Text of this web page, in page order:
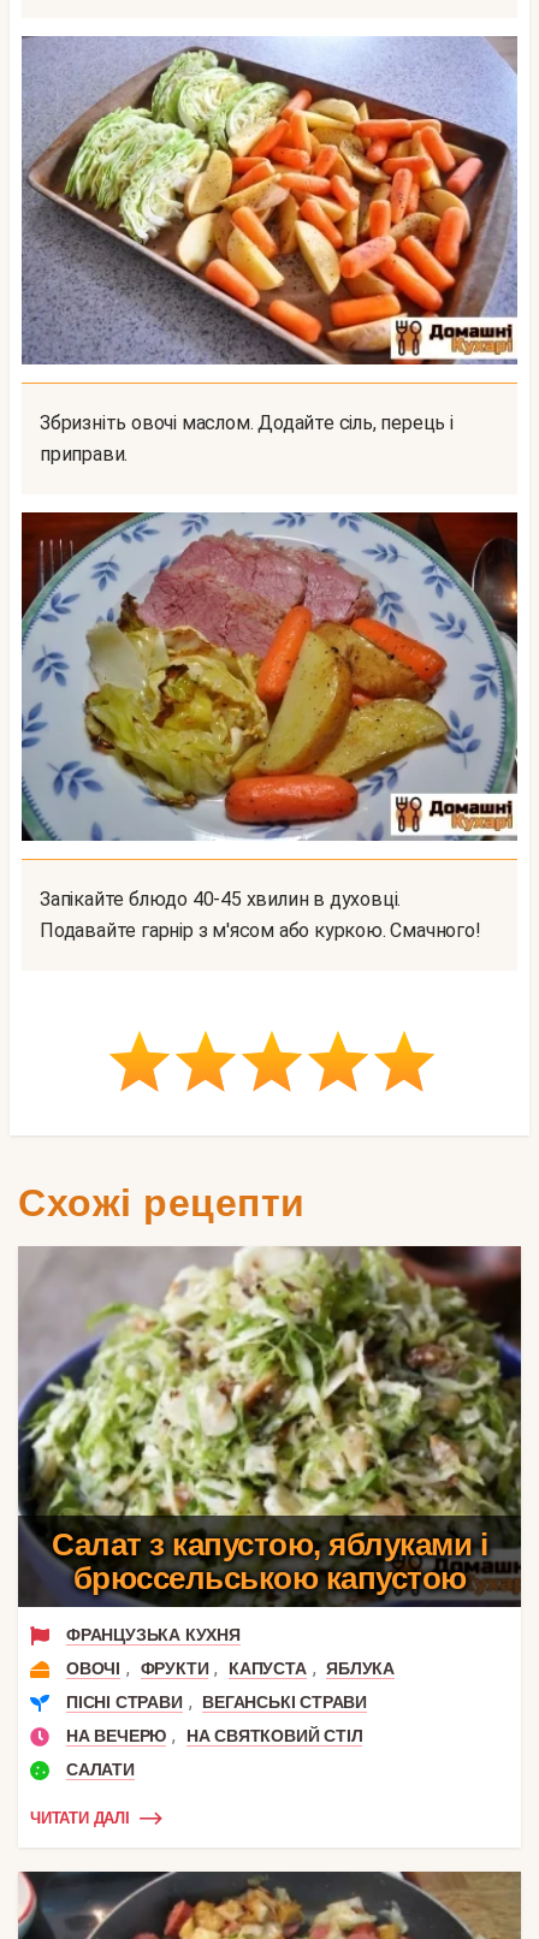
Збризніть овочі маслом. Додайте сіль, перець і
приправи.
Запікайте блюдо 40-45 хвилин в духовці.
Подавайте гарнір з м'ясом або куркою. Смачного!
Схожі рецепти
Салат з капустою, яблуками і
брюссельською капустою
ФРАНЦУЗЬКА КУХНЯ
ОВОЧІ , ФРУКТИ , КАПУСТА , ЯБЛУКА
ПІСНІ СТРАВИ ,
ВЕГАНСЬКІ СТРАВИ
НА ВЕЧЕРЮ ,
НА СВЯТКОВИЙ СТІЛ
САЛАТИ
ЧИТАТИ ДАЛІ